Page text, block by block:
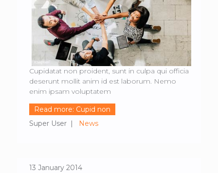
Super User News
Cupidatat non proident, sunt in culpa qui officia
deserunt mollit anim id est laborum. Nemo
enim ipsam voluptatem
Read more: Cupid non
13 January 2014